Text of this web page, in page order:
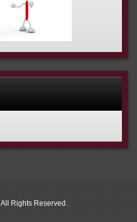
All Rights Reserved.